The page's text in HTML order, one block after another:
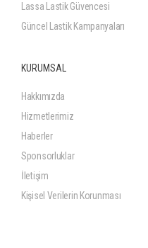
Lassa Lastik Güvencesi
Güncel Lastik Kampanyaları
KURUMSAL
Hakkımızda
Hizmetlerimiz
Haberler
Sponsorluklar
İletişim
Kişisel Verilerin Korunması